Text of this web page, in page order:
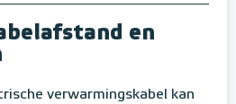
en
verwarmingskabel kan